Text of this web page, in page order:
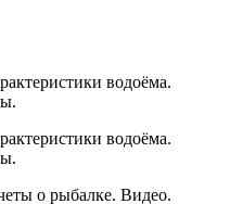
водоёма.
водоёма.
о рыбалке. Видео.